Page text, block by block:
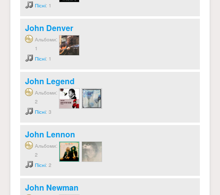
Пісні: 1
John Denver
Альбоми:
1
Пісні: 1
John Legend
Альбоми:
2
Пісні: 3
John Lennon
Альбоми:
2
Пісні: 2
John Newman